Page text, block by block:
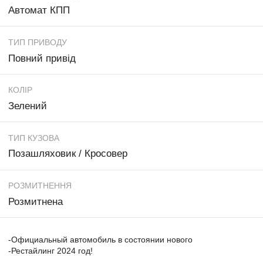
Автомат КПП
ТИП ПРИВОДУ
Повний привід
КОЛІР
Зелений
ТИП КУЗОВА
Позашляховик / Кросовер
РОЗМИТНЕННЯ
Розмитнена
-Официальный автомобиль в состоянии нового
-Рестайлинг 2024 год!